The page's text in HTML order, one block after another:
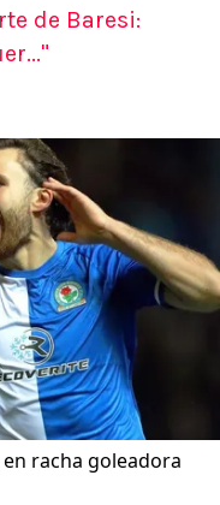
de Baresi:
racha goleadora